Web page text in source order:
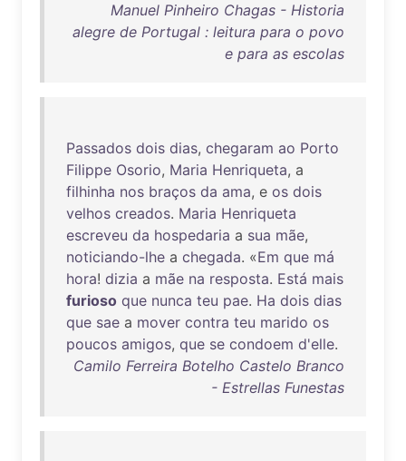
Manuel Pinheiro Chagas - Historia
alegre de Portugal : leitura para o povo
e para as escolas
Passados dois dias, chegaram ao Porto
Filippe Osorio, Maria Henriqueta, a
filhinha nos braços da ama, e os dois
velhos creados. Maria Henriqueta
escreveu da hospedaria a sua mãe,
noticiando-lhe a chegada. «Em que má
hora! dizia a mãe na resposta. Está mais
furioso que nunca teu pae. Ha dois dias
que sae a mover contra teu marido os
poucos amigos, que se condoem d'elle.
Camilo Ferreira Botelho Castelo Branco
- Estrellas Funestas